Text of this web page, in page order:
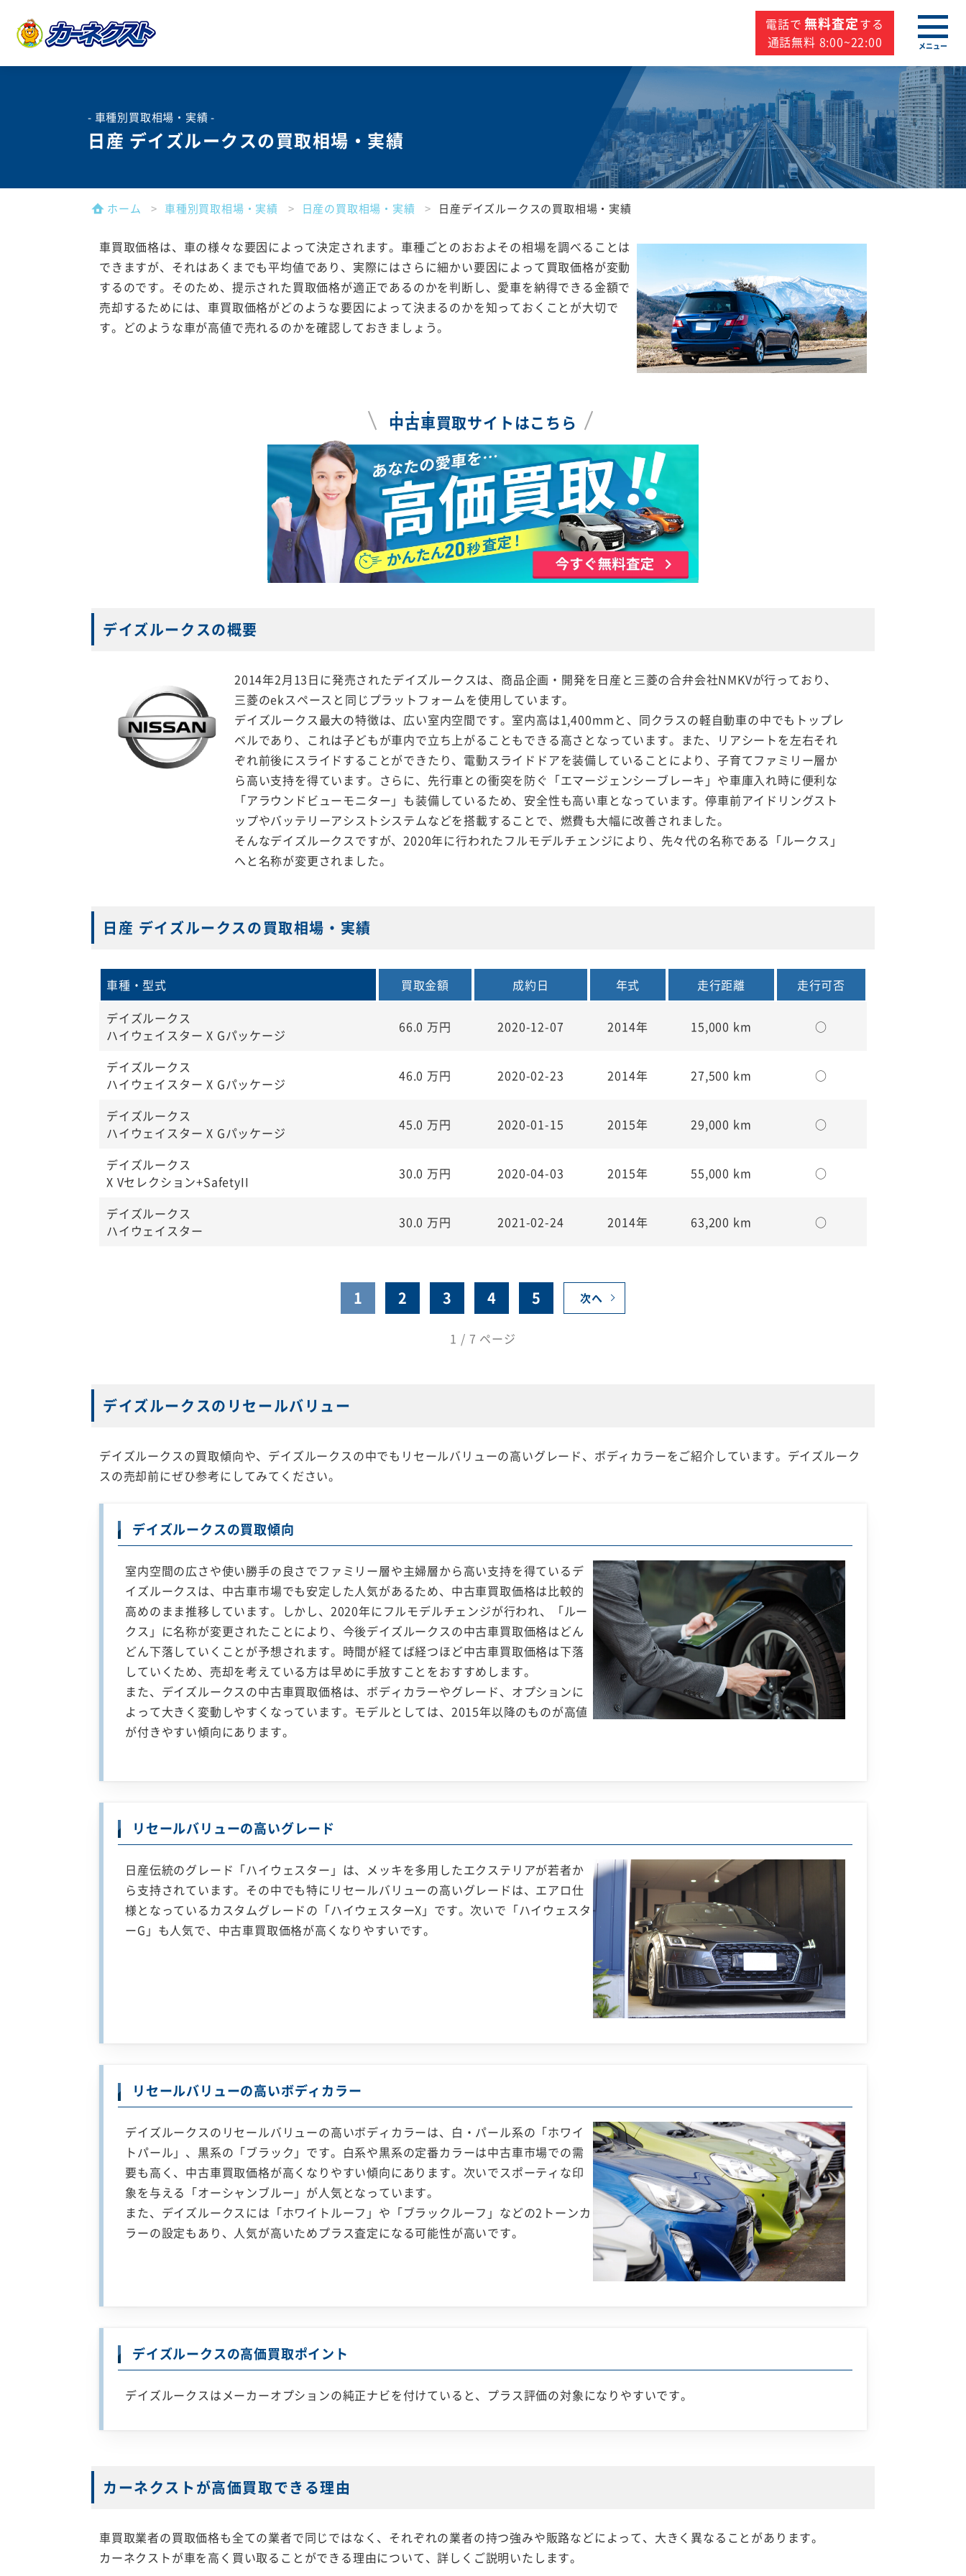
電話で 無料査定する
通話無料 8:00~22:00
メニュー
- 車種別買取相場・実績 -
日産 デイズルークスの買取相場・実績
ホーム 車種別買取相場・実績 日産の買取相場・実績 日産デイズルークスの買取相場・実績
車買取価格は、車の様々な要因によって決定されます。車種ごとのおおよその相場を調べることは
できますが、それはあくまでも平均値であり、実際にはさらに細かい要因によって買取価格が変動
するのです。そのため、提示された買取価格が適正であるのかを判断し、愛車を納得できる金額で
売却するためには、車買取価格がどのような要因によって決まるのかを知っておくことが大切で
す。どのような車が高値で売れるのかを確認しておきましょう。
中古車買取サイトはこちら
デイズルークスの概要
2014年2月13日に発売されたデイズルークスは、商品企画・開発を日産と三菱の合弁会社NMKVが行っており、
三菱のekスペースと同じプラットフォームを使用しています。
デイズルークス最大の特徴は、広い室内空間です。室内高は1,400mmと、同クラスの軽自動車の中でもトップレ
ベルであり、これは子どもが車内で立ち上がることもできる高さとなっています。また、リアシートを左右それ
ぞれ前後にスライドすることができたり、電動スライドドアを装備していることにより、子育てファミリー層か
ら高い支持を得ています。さらに、先行車との衝突を防ぐ「エマージェンシーブレーキ」や車庫入れ時に便利な
「アラウンドビューモニター」も装備しているため、安全性も高い車となっています。停車前アイドリングスト
ップやバッテリーアシストシステムなどを搭載することで、燃費も大幅に改善されました。
そんなデイズルークスですが、2020年に行われたフルモデルチェンジにより、先々代の名称である「ルークス」
へと名称が変更されました。
日産 デイズルークスの買取相場・実績
車種・型式 買取金額 成約日 年式 走行距離
走行可否
デイズルークス
ハイウェイスター X Gパッケージ
66.0 万円 2020-12-07 2014年 15,000 km ○
デイズルークス
ハイウェイスター X Gパッケージ
46.0 万円 2020-02-23 2014年 27,500 km ○
デイズルークス
ハイウェイスター X Gパッケージ
45.0 万円 2020-01-15 2015年 29,000 km ○
デイズルークス
X Vセレクション+SafetyII
30.0 万円 2020-04-03 2015年 55,000 km ○
デイズルークス
ハイウェイスター
30.0 万円 2021-02-24 2014年 63,200 km ○
1 2 3 4 5 次へ
1 / 7 ページ
デイズルークスのリセールバリュー
デイズルークスの買取傾向や、デイズルークスの中でもリセールバリューの高いグレード、ボディカラーをご紹介しています。デイズルーク
スの売却前にぜひ参考にしてみてください。
デイズルークスの買取傾向
室内空間の広さや使い勝手の良さでファミリー層や主婦層から高い支持を得ているデ
イズルークスは、中古車市場でも安定した人気があるため、中古車買取価格は比較的
高めのまま推移しています。しかし、2020年にフルモデルチェンジが行われ、「ルー
クス」に名称が変更されたことにより、今後デイズルークスの中古車買取価格はどん
どん下落していくことが予想されます。時間が経てば経つほど中古車買取価格は下落
していくため、売却を考えている方は早めに手放すことをおすすめします。
また、デイズルークスの中古車買取価格は、ボディカラーやグレード、オプションに
よって大きく変動しやすくなっています。モデルとしては、2015年以降のものが高値
が付きやすい傾向にあります。
リセールバリューの高いグレード
日産伝統のグレード「ハイウェスター」は、メッキを多用したエクステリアが若者か
ら支持されています。その中でも特にリセールバリューの高いグレードは、エアロ仕
様となっているカスタムグレードの「ハイウェスターX」です。次いで「ハイウェスタ
ーG」も人気で、中古車買取価格が高くなりやすいです。
リセールバリューの高いボディカラー
デイズルークスのリセールバリューの高いボディカラーは、白・パール系の「ホワイ
トパール」、黒系の「ブラック」です。白系や黒系の定番カラーは中古車市場での需
要も高く、中古車買取価格が高くなりやすい傾向にあります。次いでスポーティな印
象を与える「オーシャンブルー」が人気となっています。
また、デイズルークスには「ホワイトルーフ」や「ブラックルーフ」などの2トーンカ
ラーの設定もあり、人気が高いためプラス査定になる可能性が高いです。
デイズルークスの高価買取ポイント
デイズルークスはメーカーオプションの純正ナビを付けていると、プラス評価の対象になりやすいです。
カーネクストが高価買取できる理由
車買取業者の買取価格も全ての業者で同じではなく、それぞれの業者の持つ強みや販路などによって、大きく異なることがあります。
カーネクストが車を高く買い取ることができる理由について、詳しくご説明いたします。